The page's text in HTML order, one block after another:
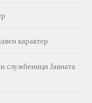
карактер
службеници Јавната